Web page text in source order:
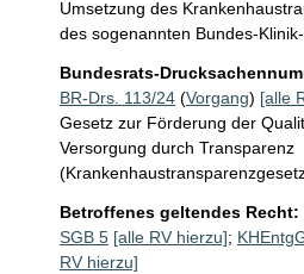
Umsetzung des
des sogenannten Bundes-
Bundesrats-
BR-Drs. 113/24 (Vorgang) [alle
Gesetz zur Förderung der
Versorgung durch Transparenz
Betroffenes geltendes Recht:
SGB 5 [alle RV hierzu];
RV hierzu]